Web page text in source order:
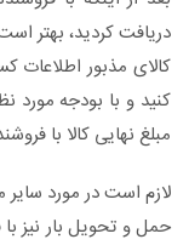
دریافت کردید، بهتر
کالای مذبور اطلاعات
کنید و با بودجه مورد
مبلغ نهایی کالا با
لازم است در مورد سایر
حمل و تحویل بار نیز